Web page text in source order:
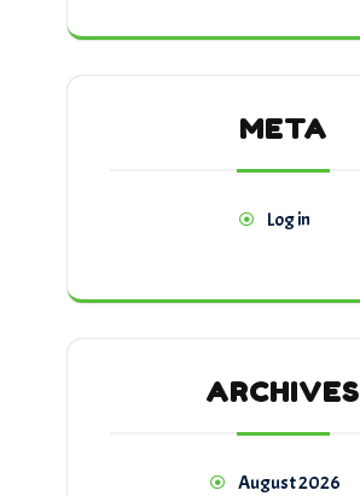
META
Log in
ARCHIVES
August 2026